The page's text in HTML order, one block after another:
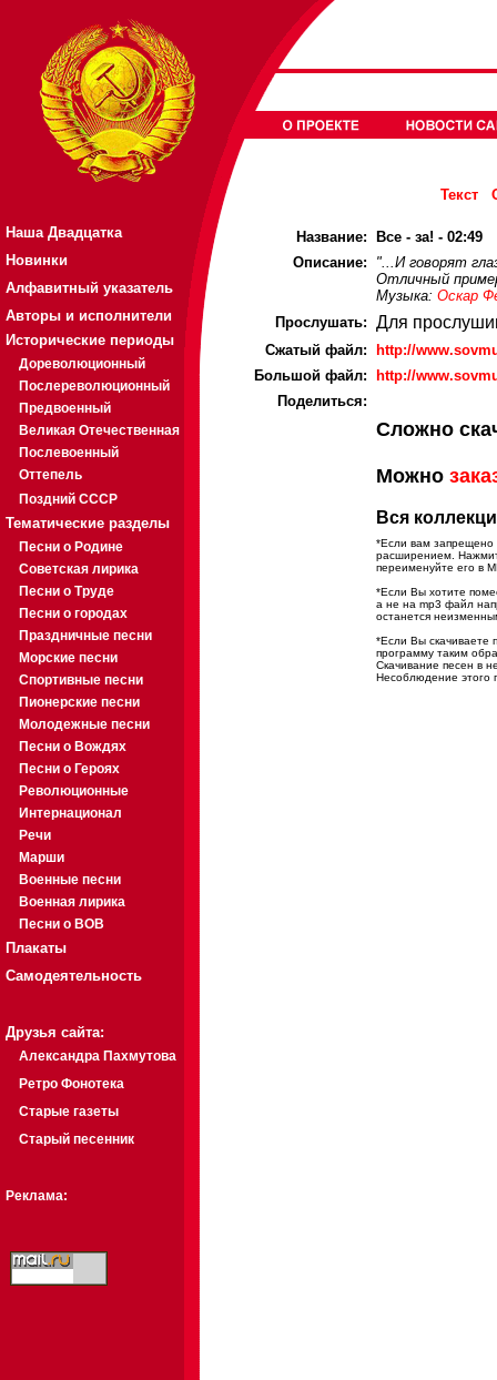
Наша Двадцатка
Новинки
Алфавитный указатель
Авторы и исполнители
Исторические периоды
Дореволюционный
Послереволюционный
Предвоенный
Великая Отечественная
Послевоенный
Оттепель
Поздний СССР
Тематические разделы
Песни о Родине
Советская лирика
Песни о Труде
Песни о городах
Праздничные песни
Морские песни
Спортивные песни
Пионерские песни
Молодежные песни
Песни о Вождях
Песни о Героях
Революционные
Интернационал
Речи
Марши
Военные песни
Военная лирика
Песни о ВОВ
Плакаты
Самодеятельность
Друзья сайта:
Александра Пахмутова
Ретро Фонотека
Старые газеты
Старый песенник
Реклама:
Текст
Название:
Все - за! - 02:49
Описание:
"...И говорят
Отличный
Музыка: Оскар
Прослушать: Для
Cжатый файл:
http://
Большой файл:
http://
Поделиться:
Сложно
Можно
Вся
*Если вам запрещено
расширением.
переименуйте его в
*Если Вы хотите
а не на mp3 файл
останется
*Если Вы скачиваете
программу таким
Скачивание песен в
Несоблюдение этого